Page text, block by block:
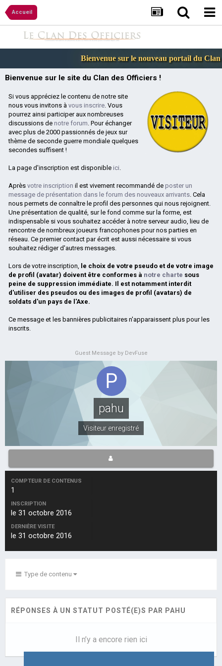
Accueil
Bienvenue sur le nouveau portail du Clan
Bienvenue sur le site du Clan des Officiers !
Si vous appréciez le contenu de notre site
nous vous invitons à vous inscrire. Vous
pourrez ainsi participer aux nombreuses
discussions de notre forum. Pour échanger
avec plus de 2000 passionnés de jeux sur
thème de seconde guerre mondiale quelques
secondes suffisent !
La page d'inscription est disponible ici.
Après votre inscription il est vivement recommandé de poster un
message de présentation dans le forum des nouveaux arrivants. Cela
nous permets de connaître le profil des personnes qui nous rejoignent.
Une présentation de qualité, sur le fond comme sur la forme, est
indispensable si vous souhaitez accéder à notre serveur audio, lieu de
rencontre de nombreux joueurs francophones pour nos parties en
réseau. Ce premier contact par écrit est aussi nécessaire si vous
souhaitez rédiger d'autres messages.
Lors de votre inscription, le choix de votre pseudo et de votre image
de profil (avatar) doivent être conformes à notre charte sous
peine de suppression immédiate. Il est notamment interdit
d'utiliser des pseudos ou des images de profil (avatars) de
soldats d'un pays de l'Axe.
Ce message et les bannières publicitaires n'apparaissent plus pour les
inscrits.
Guest Message by DevFuse
pahu
Visiteur enregistré
COMPTEUR DE CONTENUS
1
INSCRIPTION
le 31 octobre 2016
DERNIÈRE VISITE
le 31 octobre 2016
Type de contenu
RÉPONSES À UN STATUT POSTÉ(E)S PAR PAHU
Il n’y a encore rien ici